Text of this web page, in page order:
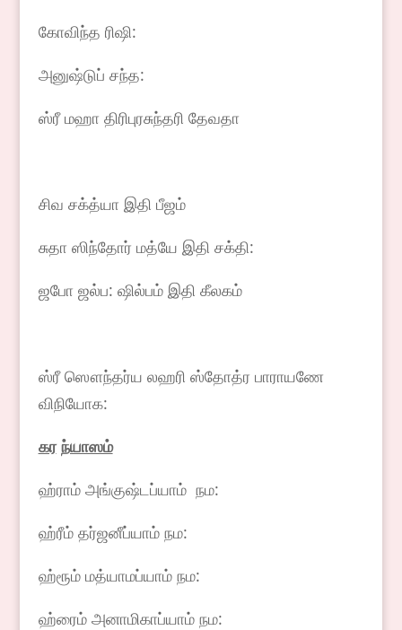
கோவிந்த ரிஷி:
அனுஷ்டுப் சந்த:
ஸ்ரீ மஹா திரிபுரசுந்தரி தேவதா
சிவ சக்த்யா இதி பீஜம்
சுதா ஸிந்தோர் மத்யே இதி சக்தி:
ஜபோ ஜல்ப: ஷில்பம் இதி கீலகம்
ஸ்ரீ ஸௌந்தர்ய லஹரி ஸ்தோத்ர பாராயணே
விநியோக:
கர ந்யாஸம்
ஹ்ராம் அங்குஷ்டப்யாம் நம:
ஹ்ரீம் தர்ஜனீப்யாம் நம:
ஹ்ரூம் மத்யாமப்யாம் நம:
ஹ்ரைம் அனாமிகாப்யாம் நம: